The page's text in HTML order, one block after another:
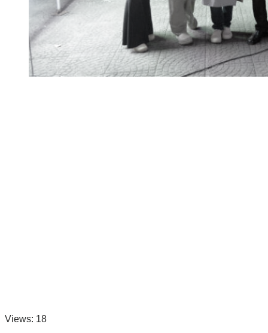
Views: 18